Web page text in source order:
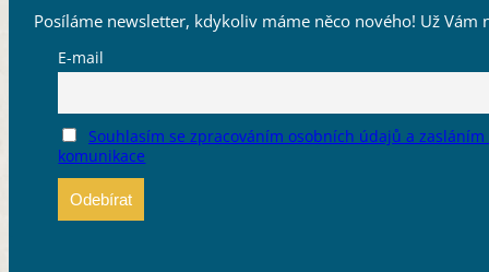
Posíláme newsletter, kdykoliv máme něco nového! Už Vám
E-mail
Souhlasím se zpracováním osobních údajů a
komunikace